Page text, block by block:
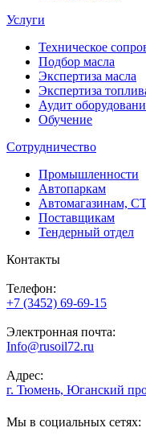
Услуги
Техническое
Подбор масла
Экспертиза масла
Экспертиза
Аудит
Обучение
Сотрудничество
Промышленности
Автопаркам
Автомагазинам,
Поставщикам
Тендерный отдел
Контакты
Телефон:
+7 (3452) 69-69-15
Электронная почта:
Info@rusoil72.ru
Адрес:
г. Тюмень, Юганский
Мы в социальных сетях: